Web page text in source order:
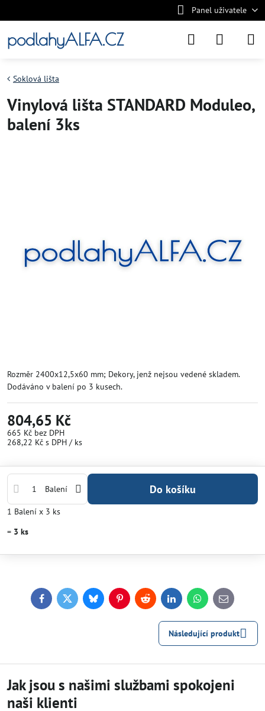
Panel uživatele
podlahyALFA.CZ
Soklová lišta
Vinylová lišta STANDARD Moduleo,
balení 3ks
Rozměr 2400x12,5x60 mm; Dekory, jenž nejsou vedené skladem.
Dodáváno v balení po 3 kusech.
804,65 Kč
665 Kč bez DPH
268,22 Kč s DPH / ks
Balení Do košíku
1 Balení x 3 ks
= 3 ks
FacebookTwitterBlueskyPinterestReddit LinkedInWhatsApp
E-
mail
Následující produkt
Jak jsou s našimi službami spokojeni
naši klienti